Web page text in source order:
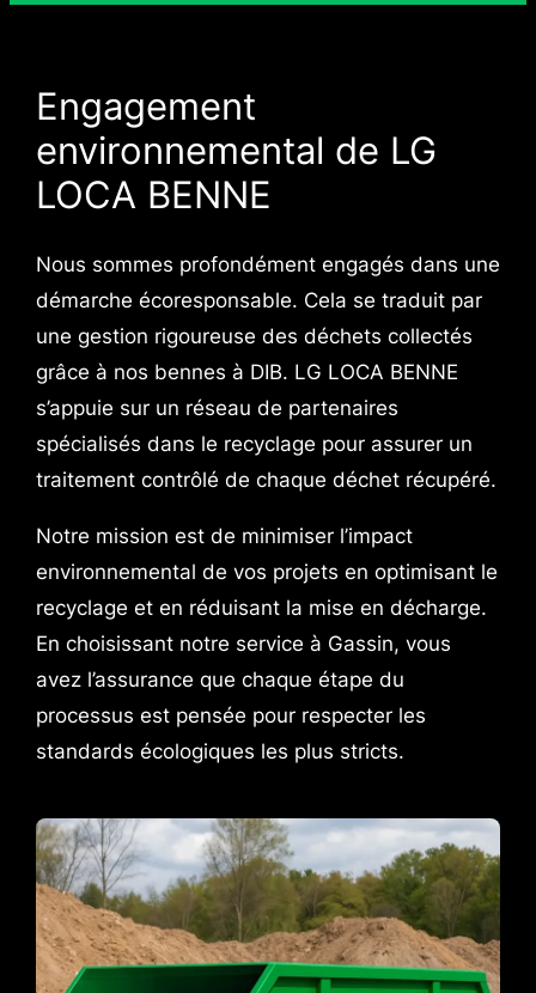
Engagement
environnemental de LG
LOCA BENNE
Nous sommes profondément engagés dans une
démarche écoresponsable. Cela se traduit par
une gestion rigoureuse des déchets collectés
grâce à nos bennes à DIB. LG LOCA BENNE
s’appuie sur un réseau de partenaires
spécialisés dans le recyclage pour assurer un
traitement contrôlé de chaque déchet récupéré.
Notre mission est de minimiser l’impact
environnemental de vos projets en optimisant le
recyclage et en réduisant la mise en décharge.
En choisissant notre service à Gassin, vous
avez l’assurance que chaque étape du
processus est pensée pour respecter les
standards écologiques les plus stricts.